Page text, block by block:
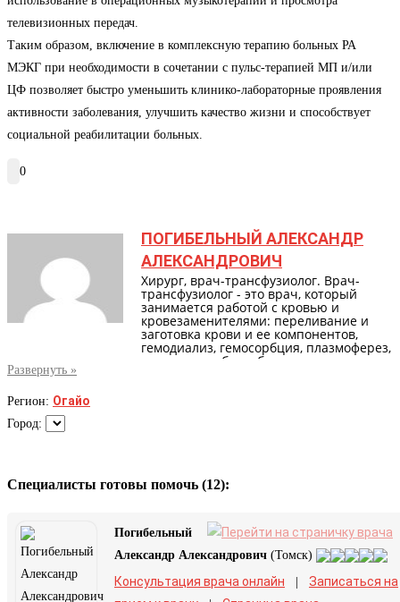
телевизионных передач.
Таким образом, включение в комплексную терапию больных РА
МЭКГ при необходимости в сочетании с пульс-терапией МП и/или
ЦФ позволяет быстро уменьшить клинико-лабораторные проявления
активности заболевания, улучшить качество жизни и способствует
социальной реабилитации больных.
0
ПОГИБЕЛЬНЫЙ АЛЕКСАНДР
АЛЕКСАНДРОВИЧ
Хирург, врач-трансфузиолог. Врач-
трансфузиолог - это врач, который
занимается работой с кровью и
кровезаменителями: переливание и
заготовка крови и ее компонентов,
гемодиализ, гемосорбция, плазмоферез,
другие способы работы с жидкостями
Регион: Огайо
Город:
Специалисты готовы помочь (12):
Погибельный
Александр Александрович (Томск)
Консультация врача онлайн | Записаться на